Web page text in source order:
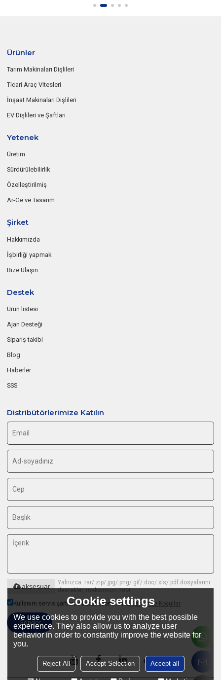
Ürünler
Tarım Makinaları Dişlileri
Ticari Araç Vitesleri
İnşaat Makinaları Dişlileri
EV Dişlileri ve Şaftları
Yetenek
Üretim
Sürdürülebilirlik
Özelleştirilmiş
Ar-Ge ve Tasarım
Şirket
Hakkımızda
İşbirliği yapmak
Bize Ulaşın
Destek
Ürün listesi
Ajan Desteği
Sipariş takibi
Blog
Haberler
SSS
Distribütörlerimize Katılın
Yalnızca .rar/.zip/.jpg/.png/.gif/.doc/.xls/.pdf dosyalarını
destekler, maksimum 20M
aksesuar
Kullanım servis şartlarını kabul edermisiniz,Şartlar ve Koşullar
Gönder
Cookie settings
We use cookies to provide you with the best possible
experience. They also allow us to analyze user
behavior in order to constantly improve the website for
you.
Reject All Accept Selection Accept all